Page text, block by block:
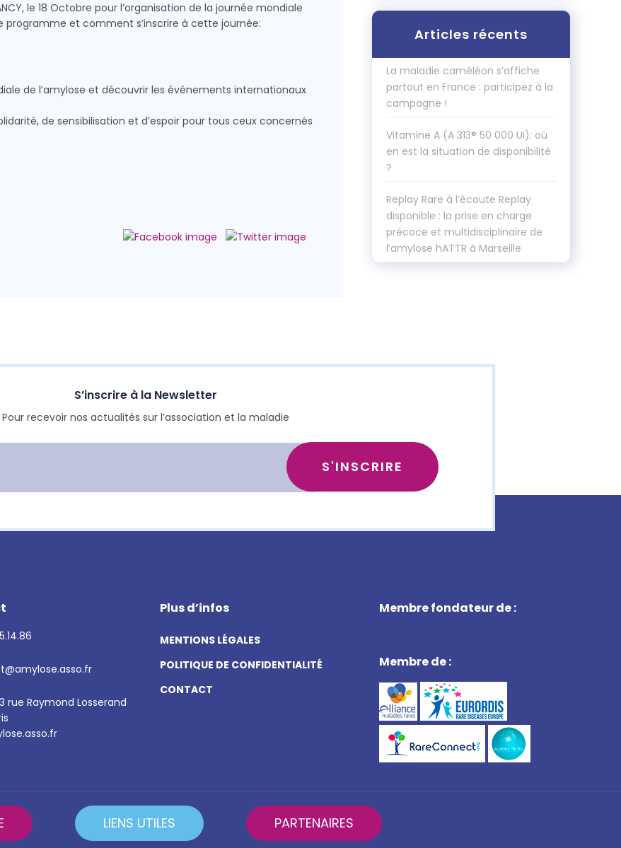
le 18 Octobre pour l’organisation de la journée mondiale
programme et comment s’inscrire à cette journée:
de l’amylose et découvrir les événements internationaux
de sensibilisation et d’espoir pour tous ceux concernés
Articles récents
La maladie caméléon s’affiche
partout en France : participez à la
campagne !
Vitamine A (A 313® 50 000 UI): où
en est la situation de disponibilité
?
Replay Rare à l’écoute Replay
disponible : la prise en charge
précoce et multidisciplinaire de
l’amylose hATTR à Marseille
S’inscrire à la Newsletter
Pour recevoir nos actualités sur l’association et la maladie
rue Raymond Losserand
Plus d’infos
MENTIONS LÉGALES
POLITIQUE DE CONFIDENTIALITÉ
CONTACT
Membre fondateur de :
Membre de :
LIENS UTILES PARTENAIRES